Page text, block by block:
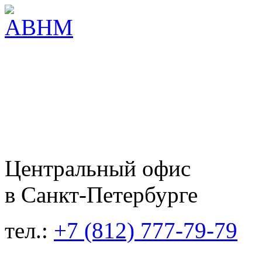
Центральный офис
в Санкт-Петербурге
тел.: +7 (812) 777-79-79